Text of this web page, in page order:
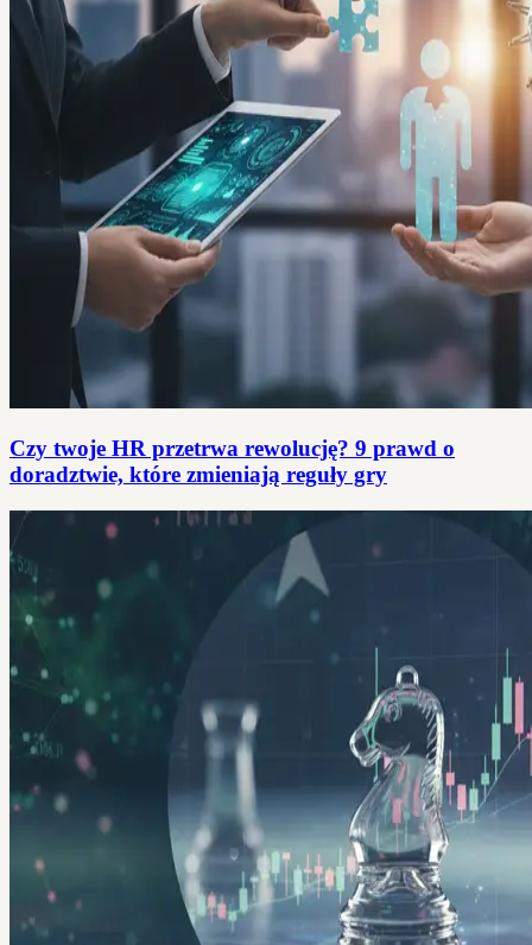
Czy twoje HR przetrwa rewolucję? 9 prawd o
doradztwie, które zmieniają reguły gry